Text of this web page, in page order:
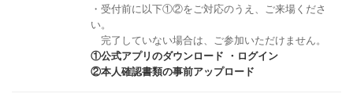
・受付前に以下①②をご対応のうえ、ご来場くださ
い。
完了していない場合は、ご参加いただけません。
①公式アプリのダウンロード ・ログイン
②本人確認書類の事前アップロード